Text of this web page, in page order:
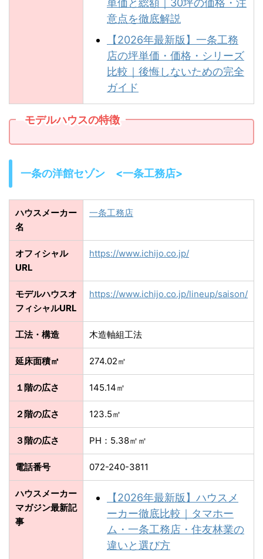
単価と総額｜30坪の価格・注
意点を徹底解説
【2026年最新版】一条工務
店の坪単価・価格・シリーズ
比較｜後悔しないための完全
ガイド
モデルハウスの特徴
一条の洋館セゾン <一条工務店>
ハウスメーカー
名
一条工務店
オフィシャル
URL
https://www.ichijo.co.jp/
モデルハウスオ
フィシャルURL
https://www.ichijo.co.jp/lineup/saison/
工法・構造 木造軸組工法
延床面積㎡ 274.02㎡
１階の広さ 145.14㎡
２階の広さ 123.5㎡
３階の広さ PH：5.38㎡㎡
電話番号 072-240-3811
ハウスメーカー
マガジン最新記
事
【2026年最新版】ハウスメ
ーカー徹底比較｜タマホー
ム・一条工務店・住友林業の
違いと選び方